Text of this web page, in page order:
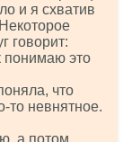
и я схватив
говорит:
понимаю это
что
то невнятное.
а потом